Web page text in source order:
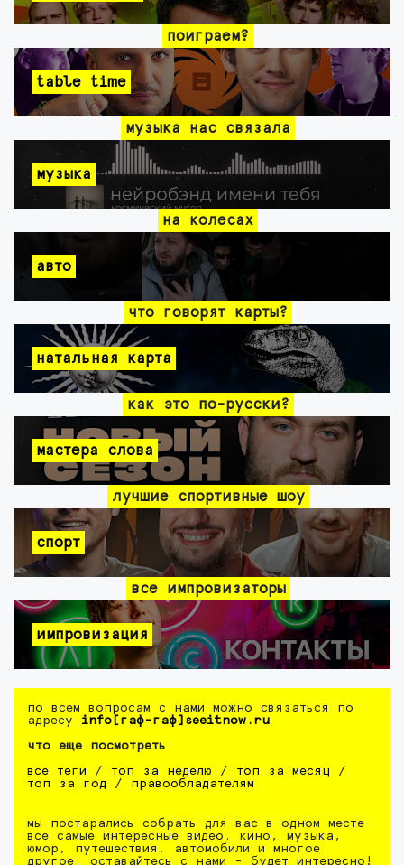
поиграем?
table time
музыка нас связала
музыка
на колесах
авто
что говорят карты?
натальная карта
как это по-русски?
мастера слова
лучшие спортивные шоу
спорт
все импровизаторы
импровизация
по всем вопросам с нами можно связаться по
адресу info[гаф-гаф]seeitnow.ru
что еще посмотреть
все теги / топ за неделю / топ за месяц /
топ за год / правообладателям
мы постарались собрать для вас в одном месте
все самые интересные видео. кино, музыка,
юмор, путешествия, автомобили и многое
другое. оставайтесь с нами - будет интересно!